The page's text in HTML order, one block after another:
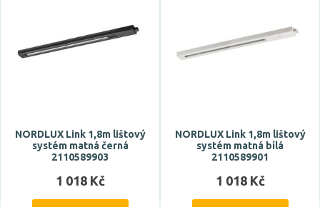
NORDLUX Link 1,8m lištový
systém matná černá
2110589903
1 018 Kč
NORDLUX Link 1,8m lištový
systém matná bílá
2110589901
1 018 Kč